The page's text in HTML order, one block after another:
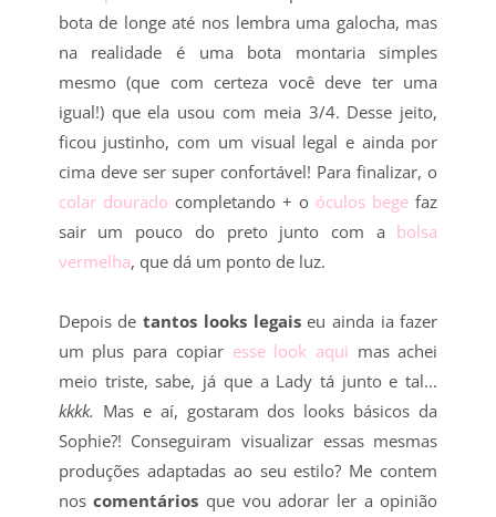
bota de longe até nos lembra uma galocha, mas
na realidade é uma bota montaria simples
mesmo (que com certeza você deve ter uma
igual!) que ela usou com meia 3/4. Desse jeito,
ficou justinho, com um visual legal e ainda por
cima deve ser super confortável! Para finalizar, o
colar dourado completando + o óculos bege faz
sair um pouco do preto junto com a bolsa
vermelha, que dá um ponto de luz.
Depois detantos looks legaiseu ainda ia fazer
um plus para copiar esse look aqui mas achei
meio triste, sabe, já que a Lady tá junto e tal...
kkkk. Mas e aí, gostaram dos looks básicos da
Sophie?! Conseguiram visualizar essas mesmas
produções adaptadas ao seu estilo? Me contem
noscomentários que vou adorar ler a opinião